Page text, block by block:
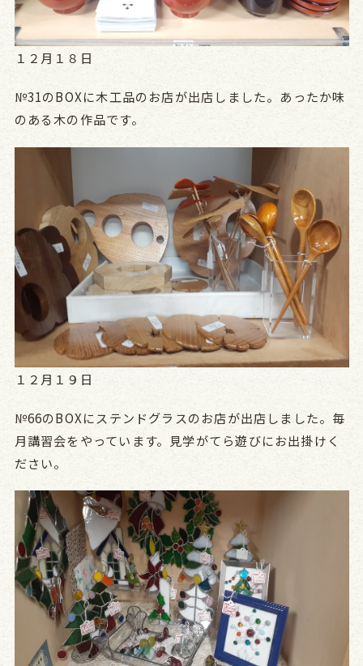
１２月１８日
№31のBOXに木工品のお店が出店しました。あったか味
のある木の作品です。
１２月１９日
№66のBOXにステンドグラスのお店が出店しました。毎
月講習会をやっています。見学がてら遊びにお出掛けく
ださい。